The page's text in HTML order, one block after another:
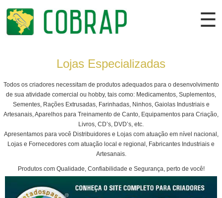
☰
Entrar
Colaborador
Campeonatos
Criadouros
Lojas Especializadas
Todos os criadores necessitam de produtos adequados para o desenvolvimento
de sua atividade comercial ou hobby, tais como: Medicamentos, Suplementos,
Sementes, Rações Extrusadas, Farinhadas, Ninhos, Gaiolas Industriais e
Artesanais, Aparelhos para Treinamento de Canto, Equipamentos para Criação,
Livros, CD’s, DVD’s, etc.
Apresentamos para você Distribuidores e Lojas com atuação em nível nacional,
Lojas e Fornecedores com atuação local e regional, Fabricantes Industriais e
Artesanais.
Produtos com Qualidade, Confiabilidade e Segurança, perto de você!